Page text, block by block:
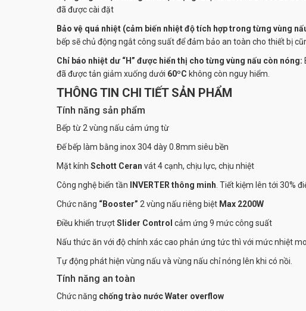
đã được cài đặt
Bảo vệ quá nhiệt (cảm biến nhiệt độ tích hợp trong từng vùng
bếp sẽ chủ động ngắt công suất để đảm bảo an toàn cho thiết bị
Chỉ báo nhiệt dư “H” được hiển thị cho từng vùng nấu còn nóng:
đã được tản giảm xuống dưới 60ºC không còn nguy hiểm.
THÔNG TIN CHI TIẾT SẢN PHẨM
Tính năng sản phẩm
Bếp từ 2 vùng nấu cảm ứng từ
Đế bếp làm bằng inox 304 dày 0.8mm siêu bền
Mặt kính Schott Ceran vát 4 cạnh, chịu lực, chịu nhiệt
Công nghệ biến tần
INVERTER thông minh . Tiết kiệm lên tới 30%
Chức năng “Booster” 2 vùng nấu riêng biệt Max 2200W
Điều khiển trượtSlider Control cảm ứng 9 mức công suất
Nấu thức ăn với độ chính xác cao phản ứng tức thì với mức nhiệt
Tự động phát hiện vùng nấu và vùng nấu chỉ nóng lên khi có nồi.
Tính năng an toàn
Chức năng chống trào nước Water overflow